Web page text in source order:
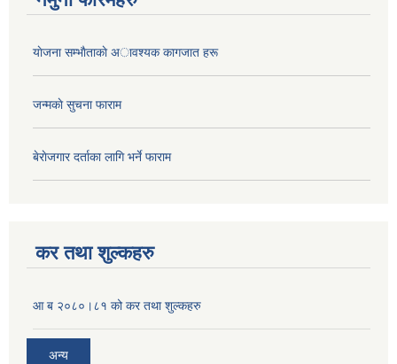
याेजना सम्भाैताकाे अावश्यक कागजात हरू
जन्मकाे सुचना फाराम
बेराेजगार दर्ताका लागि भर्ने फाराम
कर तथा शुल्कहरु
आ ब २०८०।८१ को कर तथा शुल्कहरु
अन्य